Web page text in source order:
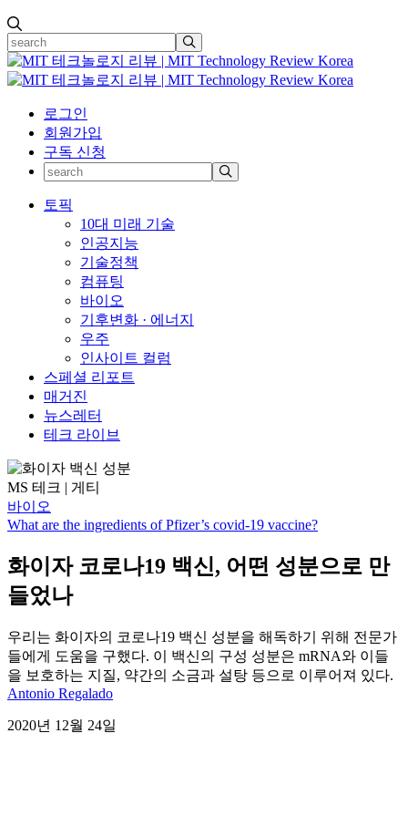
로그인
회원가입
구독 신청
토픽
10대 미래 기술
인공지능
기술정책
컴퓨팅
바이오
기후변화 · 에너지
우주
인사이트 컬럼
스페셜 리포트
매거진
뉴스레터
테크 라이브
MS 테크 | 게티
바이오
What are the ingredients of Pfizer’s covid-19 vaccine?
화이자 코로나19 백신, 어떤 성분으로 만
들었나
우리는 화이자의 코로나19 백신 성분을 해독하기 위해 전문가
들에게 도움을 구했다. 이 백신의 구성 성분은 mRNA와 이들
을 보호하는 지질, 약간의 소금과 설탕 등으로 이루어져 있다.
Antonio Regalado
2020년 12월 24일